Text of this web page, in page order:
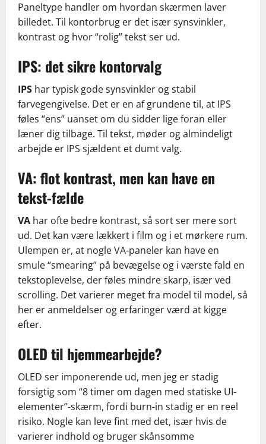
Paneltype handler om hvordan skærmen laver
billedet. Til kontorbrug er det især synsvinkler,
kontrast og hvor “rolig” tekst ser ud.
IPS: det sikre kontorvalg
IPS har typisk gode synsvinkler og stabil
farvegengivelse. Det er en af grundene til, at IPS
føles “ens” uanset om du sidder lige foran eller
læner dig tilbage. Til tekst, møder og almindeligt
arbejde er IPS sjældent et dumt valg.
VA: flot kontrast, men kan have en
tekst-fælde
VA har ofte bedre kontrast, så sort ser mere sort
ud. Det kan være lækkert i film og i et mørkere rum.
Ulempen er, at nogle VA-paneler kan have en
smule “smearing” på bevægelse og i værste fald en
tekstoplevelse, der føles mindre skarp, især ved
scrolling. Det varierer meget fra model til model, så
her er anmeldelser og erfaringer værd at kigge
efter.
OLED til hjemmearbejde?
OLED ser imponerende ud, men jeg er stadig
forsigtig som “8 timer om dagen med statiske UI-
elementer”-skærm, fordi burn-in stadig er en reel
risiko. Nogle kan leve fint med det, især hvis de
varierer indhold og bruger skånsomme